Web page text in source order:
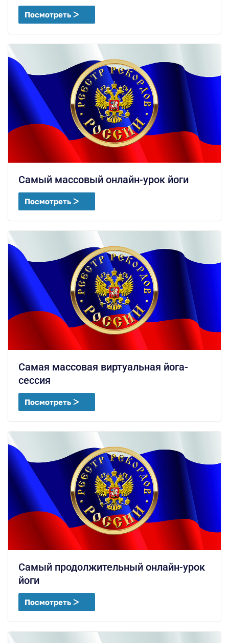
Посмотреть ᐳ
Самый массовый онлайн-урок йоги
Посмотреть ᐳ
Самая массовая виртуальная йога-
сессия
Посмотреть ᐳ
Самый продолжительный онлайн-урок
йоги
Посмотреть ᐳ